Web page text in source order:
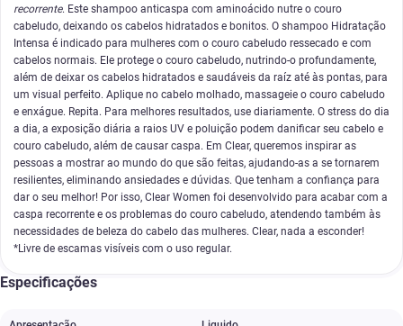
recorrente. Este shampoo anticaspa com aminoácido nutre o couro
cabeludo, deixando os cabelos hidratados e bonitos. O shampoo Hidratação
Intensa é indicado para mulheres com o couro cabeludo ressecado e com
cabelos normais. Ele protege o couro cabeludo, nutrindo-o profundamente,
além de deixar os cabelos hidratados e saudáveis da raíz até às pontas, para
um visual perfeito. Aplique no cabelo molhado, massageie o couro cabeludo
e enxágue. Repita. Para melhores resultados, use diariamente. O stress do dia
a dia, a exposição diária a raios UV e poluição podem danificar seu cabelo e
couro cabeludo, além de causar caspa. Em Clear, queremos inspirar as
pessoas a mostrar ao mundo do que são feitas, ajudando-as a se tornarem
resilientes, eliminando ansiedades e dúvidas. Que tenham a confiança para
dar o seu melhor! Por isso, Clear Women foi desenvolvido para acabar com a
caspa recorrente e os problemas do couro cabeludo, atendendo também às
necessidades de beleza do cabelo das mulheres. Clear, nada a esconder!
*Livre de escamas visíveis com o uso regular.
Especificações